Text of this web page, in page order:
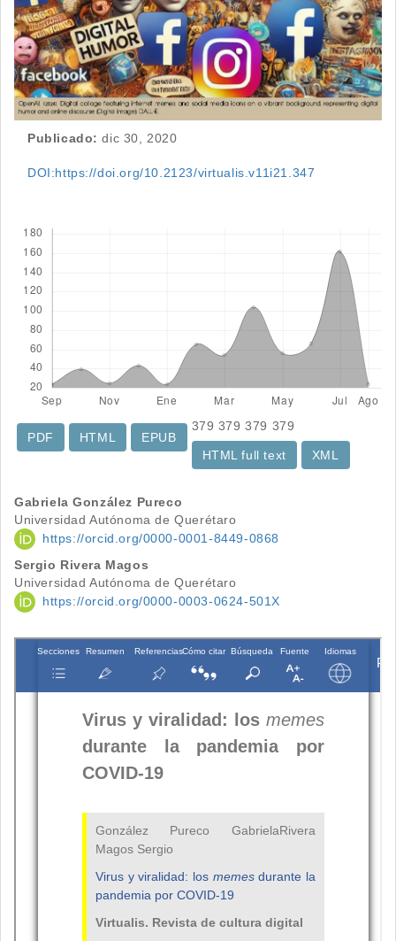
Publicado: dic 30, 2020
DOI:https://doi.org/10.2123/virtualis.v11i21.347
379
PDF
379
HTML
379
EPUB
379
HTML full text XML
Contenido
principal
del
artículo
Gabriela González Pureco
Universidad Autónoma de Querétaro
https://orcid.org/0000-0001-8449-0868
Sergio Rivera Magos
Universidad Autónoma de Querétaro
https://orcid.org/0000-0003-0624-501X